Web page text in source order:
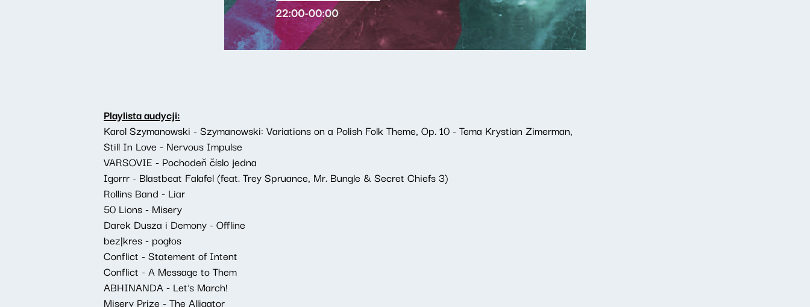
Playlista audycji:
Karol Szymanowski - Szymanowski: Variations on a Polish Folk Theme, Op. 10 - Tema Krystian Zimerman,
Still In Love - Nervous Impulse
VARSOVIE - Pochodeň číslo jedna
Igorrr - Blastbeat Falafel (feat. Trey Spruance, Mr. Bungle & Secret Chiefs 3)
Rollins Band - Liar
50 Lions - Misery
Darek Dusza i Demony - Offline
bez|kres - pogłos
Conflict - Statement of Intent
Conflict - A Message to Them
ABHINANDA - Let's March!
Misery Prize - The Alligator